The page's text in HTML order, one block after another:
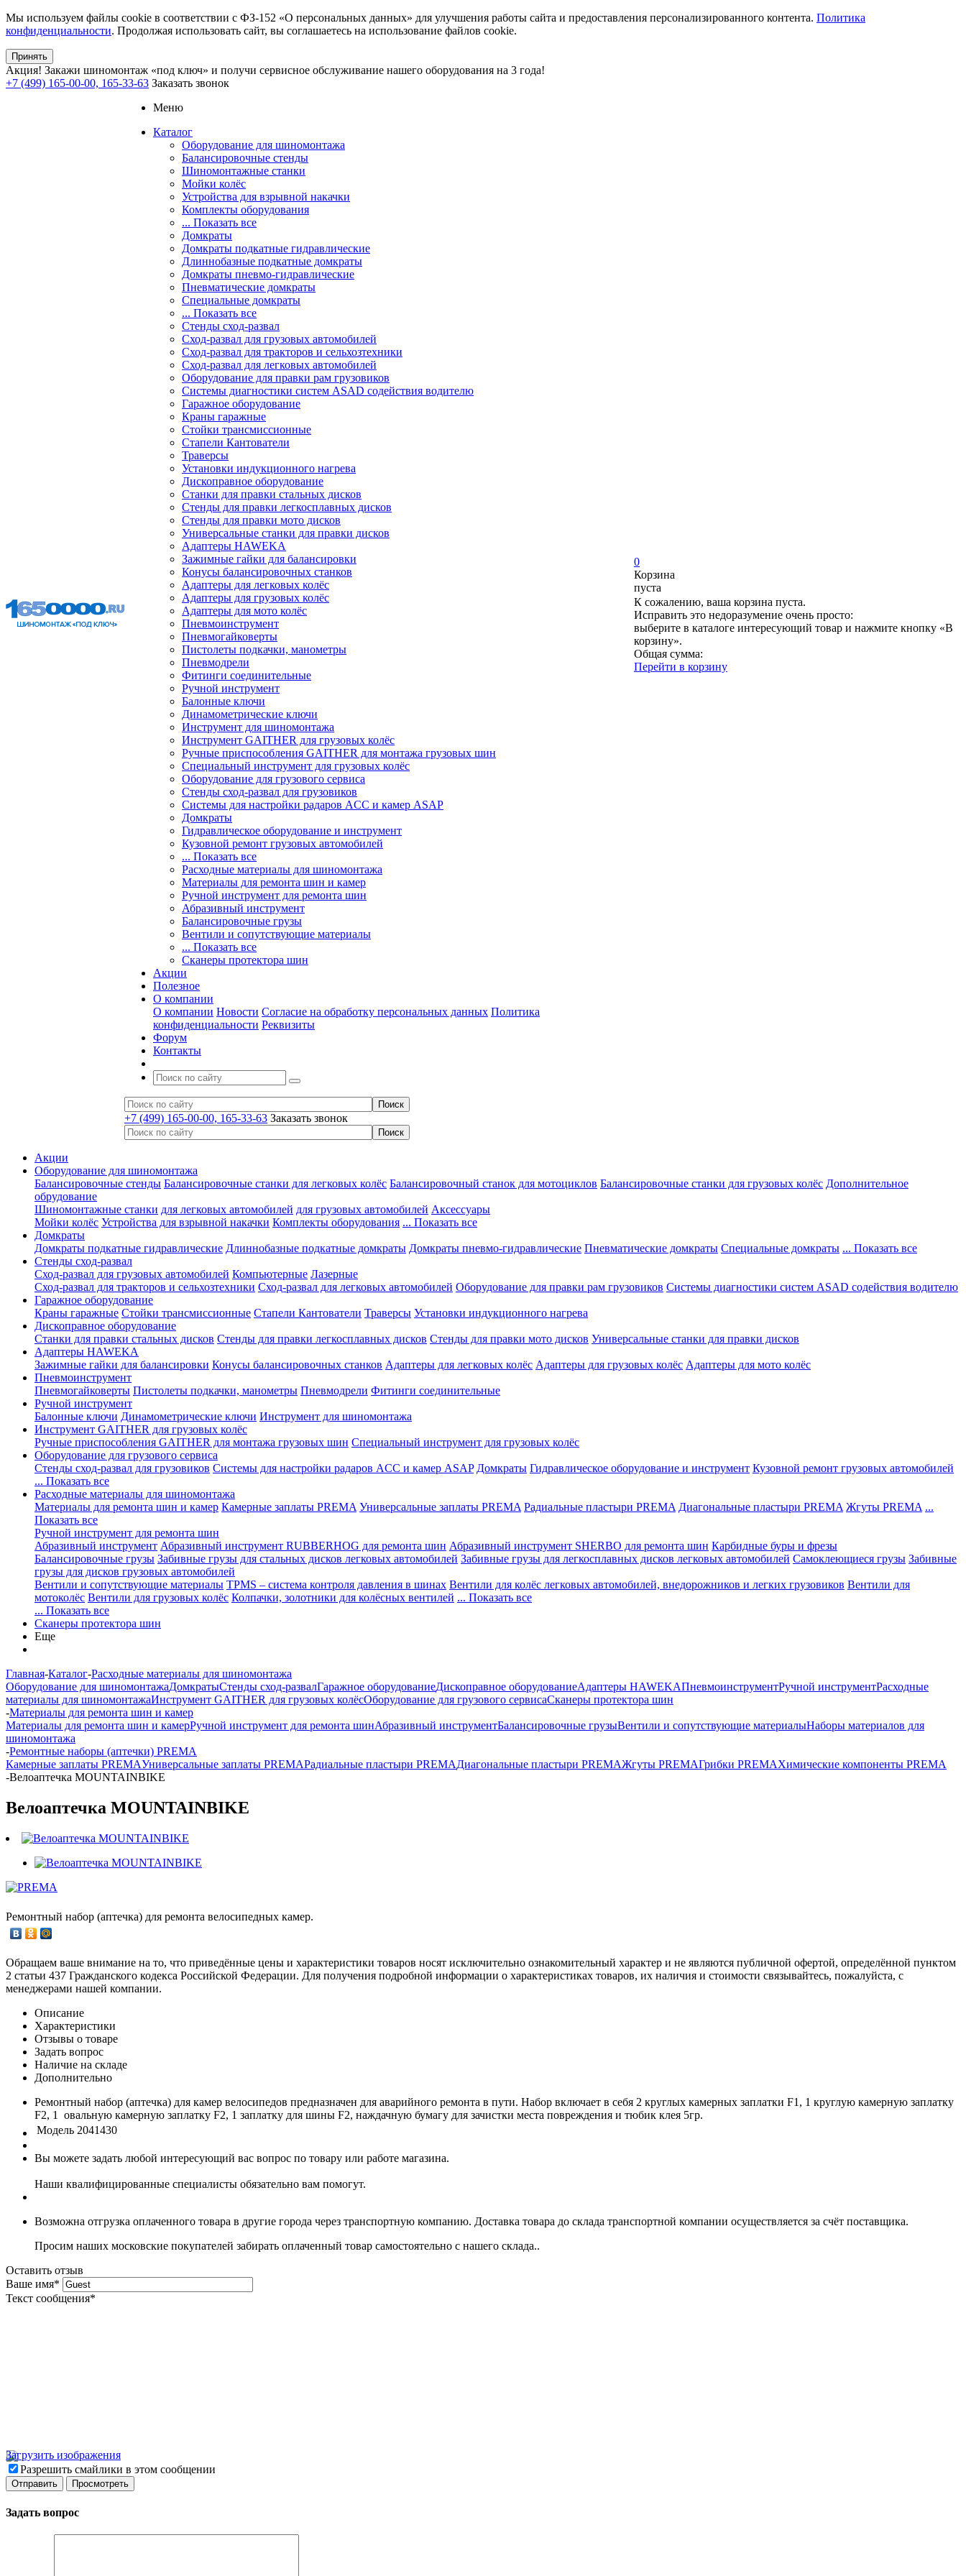
Мы используем файлы cookie в соответствии с ФЗ-152 «О персональных данных» для улучшения работы сайта и предоставления персонализированного контента. Политика
конфиденциальности. Продолжая использовать сайт, вы соглашаетесь на использование файлов cookie.
Принять
Акция! Закажи шиномонтаж «под ключ» и получи сервисное обслуживание нашего оборудования на 3 года!
+7 (499) 165-00-00, 165-33-63 Заказать звонок
Меню
Каталог
Оборудование для шиномонтажа
Балансировочные стенды
Шиномонтажные станки
Мойки колёс
Устройства для взрывной накачки
Комплекты оборудования
... Показать все
Домкраты
Домкраты подкатные гидравлические
Длиннобазные подкатные домкраты
Домкраты пневмо-гидравлические
Пневматические домкраты
Специальные домкраты
... Показать все
Стенды сход-развал
Сход-развал для грузовых автомобилей
Сход-развал для тракторов и сельхозтехники
Сход-развал для легковых автомобилей
Оборудование для правки рам грузовиков
Системы диагностики систем ASAD содействия водителю
Гаражное оборудование
Краны гаражные
Стойки трансмиссионные
Стапели Кантователи
Траверсы
Установки индукционного нагрева
Дископравное оборудование
Станки для правки стальных дисков
Стенды для правки легкосплавных дисков
Стенды для правки мото дисков
Универсальные станки для правки дисков
Адаптеры HAWEKA
Зажимные гайки для балансировки
Конусы балансировочных станков
Адаптеры для легковых колёс
Адаптеры для грузовых колёс
Адаптеры для мото колёс
Пневмоинструмент
Пневмогайковерты
Пистолеты подкачки, манометры
Пневмодрели
Фитинги соединительные
Ручной инструмент
Балонные ключи
Динамометрические ключи
Инструмент для шиномонтажа
Инструмент GAITHER для грузовых колёс
Ручные приспособления GAITHER для монтажа грузовых шин
Специальный инструмент для грузовых колёс
Оборудование для грузового сервиса
Стенды сход-развал для грузовиков
Системы для настройки радаров ACC и камер ASAP
Домкраты
Гидравлическое оборудование и инструмент
Кузовной ремонт грузовых автомобилей
... Показать все
Расходные материалы для шиномонтажа
Материалы для ремонта шин и камер
Ручной инструмент для ремонта шин
Абразивный инструмент
Балансировочные грузы
Вентили и сопутствующие материалы
... Показать все
Сканеры протектора шин
Акции
Полезное
О компании
О компании Новости Согласие на обработку персональных данных Политика
конфиденциальности Реквизиты
Форум
Контакты
+7 (499) 165-00-00, 165-33-63 Заказать звонок
0
Корзина
пуста
К сожалению, ваша корзина пуста.
Исправить это недоразумение очень просто:
выберите в каталоге интересующий товар и нажмите кнопку «В
корзину».
Общая сумма:
Перейти в корзину
Акции
Оборудование для шиномонтажа
Балансировочные стенды Балансировочные станки для легковых колёс Балансировочный станок для мотоциклов Балансировочные станки для грузовых колёс Дополнительное
обрудование
Шиномонтажные станки для легковых автомобилей для грузовых автомобилей Аксессуары
Мойки колёс Устройства для взрывной накачки Комплекты оборудования ... Показать все
Домкраты
Домкраты подкатные гидравлические Длиннобазные подкатные домкраты Домкраты пневмо-гидравлические Пневматические домкраты Специальные домкраты ... Показать все
Стенды сход-развал
Сход-развал для грузовых автомобилей Компьютерные Лазерные
Сход-развал для тракторов и сельхозтехники Сход-развал для легковых автомобилей Оборудование для правки рам грузовиков Системы диагностики систем ASAD содействия водителю
Гаражное оборудование
Краны гаражные Стойки трансмиссионные Стапели Кантователи Траверсы Установки индукционного нагрева
Дископравное оборудование
Станки для правки стальных дисков Стенды для правки легкосплавных дисков Стенды для правки мото дисков Универсальные станки для правки дисков
Адаптеры HAWEKA
Зажимные гайки для балансировки Конусы балансировочных станков Адаптеры для легковых колёс Адаптеры для грузовых колёс Адаптеры для мото колёс
Пневмоинструмент
Пневмогайковерты Пистолеты подкачки, манометры Пневмодрели Фитинги соединительные
Ручной инструмент
Балонные ключи Динамометрические ключи Инструмент для шиномонтажа
Инструмент GAITHER для грузовых колёс
Ручные приспособления GAITHER для монтажа грузовых шин Специальный инструмент для грузовых колёс
Оборудование для грузового сервиса
Стенды сход-развал для грузовиков Системы для настройки радаров ACC и камер ASAP Домкраты Гидравлическое оборудование и инструмент Кузовной ремонт грузовых автомобилей
... Показать все
Расходные материалы для шиномонтажа
Материалы для ремонта шин и камер Камерные заплаты PREMA Универсальные заплаты PREMA Радиальные пластыри PREMA Диагональные пластыри PREMA Жгуты PREMA ...
Показать все
Ручной инструмент для ремонта шин
Абразивный инструмент Абразивный инструмент RUBBERHOG для ремонта шин Абразивный инструмент SHERBO для ремонта шин Карбидные буры и фрезы
Балансировочные грузы Забивные грузы для стальных дисков легковых автомобилей Забивные грузы для легкосплавных дисков легковых автомобилей Самоклеющиеся грузы Забивные
грузы для дисков грузовых автомобилей
Вентили и сопутствующие материалы TPMS – система контроля давления в шинах Вентили для колёс легковых автомобилей, внедорожников и легких грузовиков Вентили для
мотоколёс Вентили для грузовых колёс Колпачки, золотники для колёсных вентилей ... Показать все
... Показать все
Сканеры протектора шин
Еще
Главная-Каталог-Расходные материалы для шиномонтажа
Оборудование для шиномонтажаДомкратыСтенды сход-развалГаражное оборудованиеДископравное оборудованиеАдаптеры HAWEKAПневмоинструментРучной инструментРасходные
материалы для шиномонтажаИнструмент GAITHER для грузовых колёсОборудование для грузового сервисаСканеры протектора шин
-Материалы для ремонта шин и камер
Материалы для ремонта шин и камерРучной инструмент для ремонта шинАбразивный инструментБалансировочные грузыВентили и сопутствующие материалыНаборы материалов для
шиномонтажа
-Ремонтные наборы (аптечки) PREMA
Камерные заплаты PREMAУниверсальные заплаты PREMAРадиальные пластыри PREMAДиагональные пластыри PREMAЖгуты PREMAГрибки PREMAХимические компоненты PREMA
-Велоаптечка MOUNTAINBIKE
Велоаптечка MOUNTAINBIKE
Ремонтный набор (аптечка) для ремонта велосипедных камер.
Обращаем ваше внимание на то, что приведённые цены и характеристики товаров носят исключительно ознакомительный характер и не являются публичной офертой, определённой пунктом
2 статьи 437 Гражданского кодекса Российской Федерации. Для получения подробной информации о характеристиках товаров, их наличия и стоимости связывайтесь, пожалуйста, с
менеджерами нашей компании.
Описание
Характеристики
Отзывы о товаре
Задать вопрос
Наличие на складе
Дополнительно
Ремонтный набор (аптечка) для камер велосипедов предназначен для аварийного ремонта в пути. Набор включает в себя 2 круглых камерных заплатки F1, 1 круглую камерную заплатку
F2, 1 овальную камерную заплатку F2, 1 заплатку для шины F2, наждачную бумагу для зачистки места повреждения и тюбик клея 5гр.
Модель 2041430
Вы можете задать любой интересующий вас вопрос по товару или работе магазина.
Наши квалифицированные специалисты обязательно вам помогут.
Возможна отгрузка оплаченного товара в другие города через транспортную компанию. Доставка товара до склада транспортной компании осуществляется за счёт поставщика.
Просим наших московские покупателей забирать оплаченный товар самостоятельно с нашего склада..
Оставить отзыв
Ваше имя*
Текст сообщения*
Загрузить изображения
Разрешить смайлики в этом сообщении
Задать вопрос